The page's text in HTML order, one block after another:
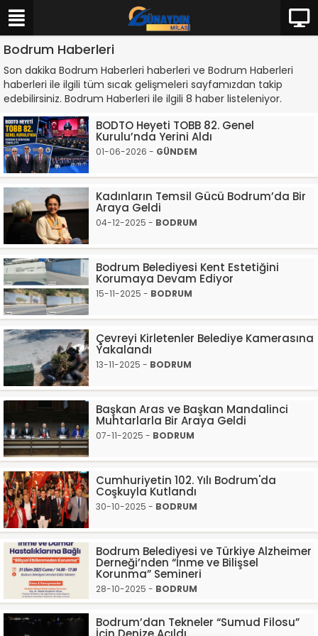
Bodrum Haberleri
Son dakika Bodrum Haberleri haberleri ve Bodrum Haberleri
haberleri ile ilgili tüm sıcak gelişmeleri sayfamızdan takip
edebilirsiniz. Bodrum Haberleri ile ilgili 8 haber listeleniyor.
BODTO Heyeti TOBB 82. Genel
Kurulu’nda Yerini Aldı
01-06-2026 - GÜNDEM
Kadınların Temsil Gücü Bodrum’da Bir
Araya Geldi
04-12-2025 - BODRUM
Bodrum Belediyesi Kent Estetiğini
Korumaya Devam Ediyor
15-11-2025 - BODRUM
Çevreyi Kirletenler Belediye Kamerasına
Yakalandı
13-11-2025 - BODRUM
Başkan Aras ve Başkan Mandalinci
Muhtarlarla Bir Araya Geldi
07-11-2025 - BODRUM
Cumhuriyetin 102. Yılı Bodrum'da
Coşkuyla Kutlandı
30-10-2025 - BODRUM
Bodrum Belediyesi ve Türkiye Alzheimer
Derneği’nden “İnme ve Bilişsel
Korunma” Semineri
28-10-2025 - BODRUM
Bodrum’dan Tekneler “Sumud Filosu”